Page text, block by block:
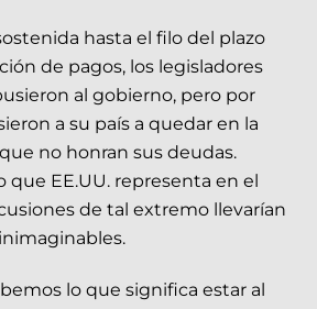
hasta el filo del plazo
de pagos, los legisladores
al gobierno, pero por
a su país a quedar en la
no honran sus deudas.
que EE.UU. representa en el
de tal extremo llevarían
lo que significa estar al